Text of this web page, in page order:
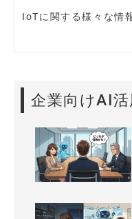
IoTに関する様々な情
企業向けAI